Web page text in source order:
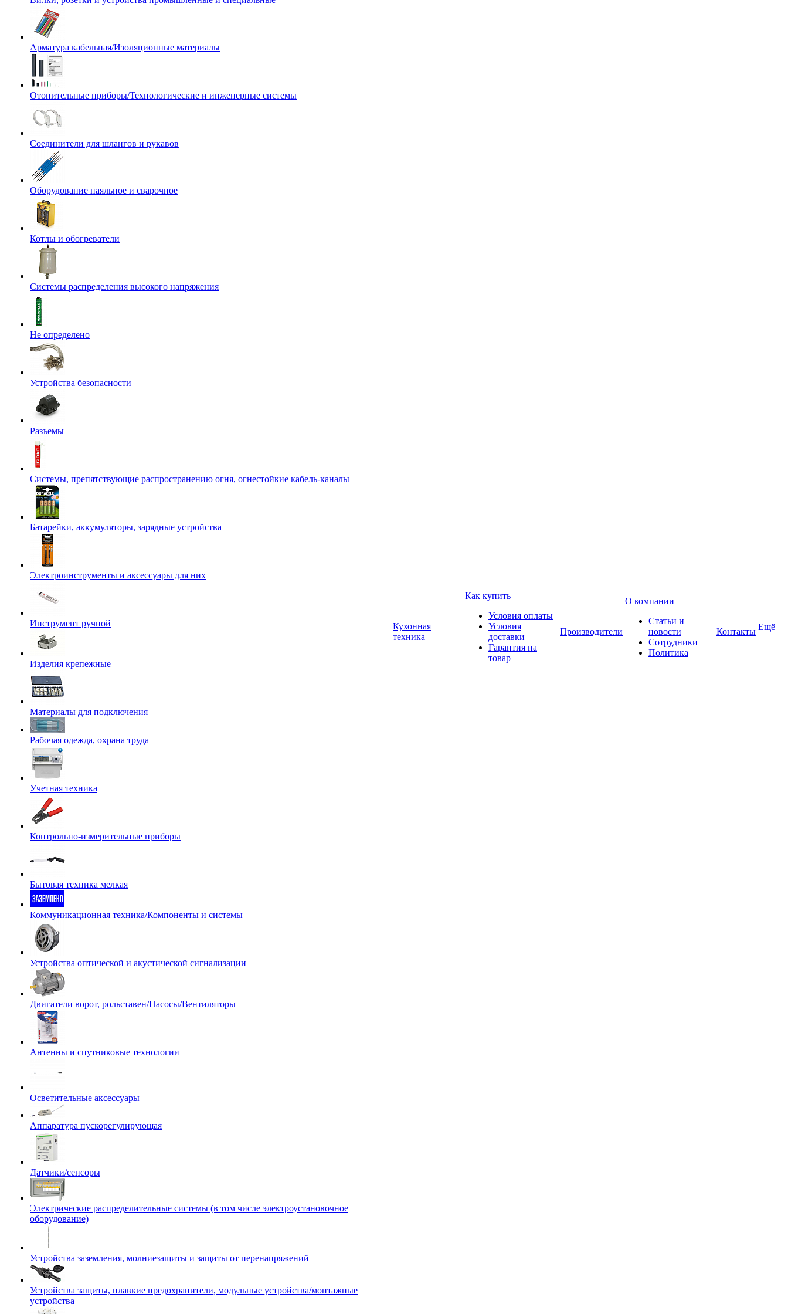
Арматура кабельная/Изоляционные материалы
Отопительные приборы/Технологические и инженерные системы
Соединители для шлангов и рукавов
Оборудование паяльное и сварочное
Котлы и обогреватели
Системы распределения высокого напряжения
Не определено
Устройства безопасности
Разъемы
Системы, препятствующие распространению огня, огнестойкие кабель-каналы
Батарейки, аккумуляторы, зарядные устройства
Электроинструменты и аксессуары для них
Инструмент ручной
Изделия крепежные
Материалы для подключения
Рабочая одежда, охрана труда
Учетная техника
Контрольно-измерительные приборы
Бытовая техника мелкая
Коммуникационная техника/Компоненты и системы
Устройства оптической и акустической сигнализации
Двигатели ворот, рольставен/Насосы/Вентиляторы
Антенны и спутниковые технологии
Осветительные аксессуары
Аппаратура пускорегулирующая
Датчики/сенсоры
Электрические распределительные системы (в том числе электроустановочное
оборудование)
Устройства заземления, молниезащиты и защиты от перенапряжений
Устройства защиты, плавкие предохранители, модульные устройства/монтажные
устройства
Кухонная
техника
Как купить
Условия оплаты
Условия
доставки
Гарантия на
товар
Производители
О компании
Статьи и
новости
Сотрудники
Политика
Контакты Ещё